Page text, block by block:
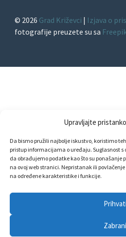
Upravljajte
Da bismo pružili najbolje iskustvo, koristimo
pristup informacijama o uređaju. Suglasnost
da obrađujemo podatke kao što su
na ovoj web stranici. Nepristanak ili
na određene karakteristike i funkcije.
Prihvati
Zabrani
© 2026 Grad Križevci | Izjava o
fotografije preuzete su sa